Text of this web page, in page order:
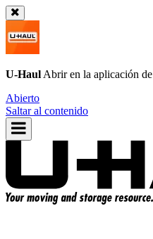
U-Haul Abrir en la aplicación de
Abierto
Saltar al contenido